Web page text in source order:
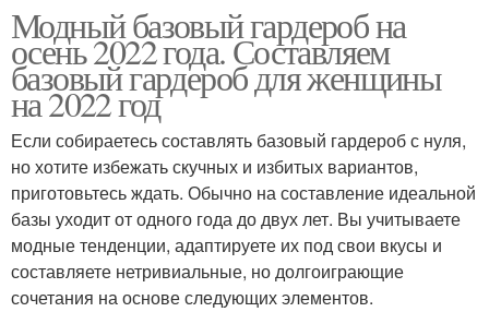
Модный базовый гардероб на
осень 2022 года. Составляем
базовый гардероб для женщины
на 2022 год
Если собираетесь составлять базовый гардероб с нуля,
но хотите избежать скучных и избитых вариантов,
приготовьтесь ждать. Обычно на составление идеальной
базы уходит от одного года до двух лет. Вы учитываете
модные тенденции, адаптируете их под свои вкусы и
составляете нетривиальные, но долгоиграющие
сочетания на основе следующих элементов.